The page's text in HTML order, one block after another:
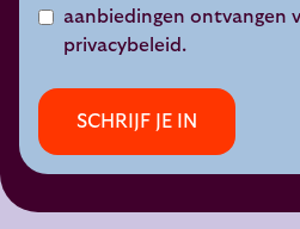
aanbiedingen ontvangen
privacybeleid .
SCHRIJF JE IN